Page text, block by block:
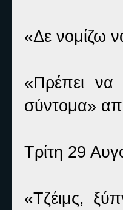
«Δε νομίζω
«Πρέπει να
σύντομα»
Τρίτη 29
«Τζέιμς,